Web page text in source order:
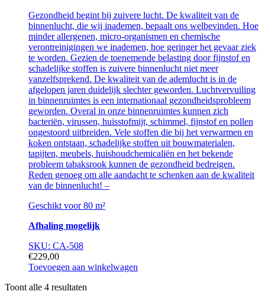
Gezondheid begint bij zuivere lucht. De kwaliteit van de
binnenlucht, die wij inademen, bepaalt ons welbevinden. Hoe
minder allergenen, micro-organismen en chemische
verontreinigingen we inademen, hoe geringer het gevaar ziek
te worden. Gezien de toenemende belasting door fijnstof en
schadelijke stoffen is zuivere binnenlucht niet meer
vanzelfsprekend. De kwaliteit van de ademlucht is in de
afgelopen jaren duidelijk slechter geworden. Luchtvervuiling
in binnenruimtes is een internationaal gezondheidsprobleem
geworden. Overal in onze binnenruimtes kunnen zich
bacteriën, virussen, huisstofmijt, schimmel, fijnstof en pollen
ongestoord uitbreiden. Vele stoffen die bij het verwarmen en
koken ontstaan, schadelijke stoffen uit bouwmaterialen,
tapijten, meubels, huishoudchemicaliën en het bekende
probleem tabaksrook kunnen de gezondheid bedreigen.
Reden genoeg om alle aandacht te schenken aan de kwaliteit
van de binnenlucht! –
Geschikt voor 80 m²
Afhaling mogelijk
SKU: CA-508
€229,00
Toevoegen aan winkelwagen
Toont alle 4 resultaten